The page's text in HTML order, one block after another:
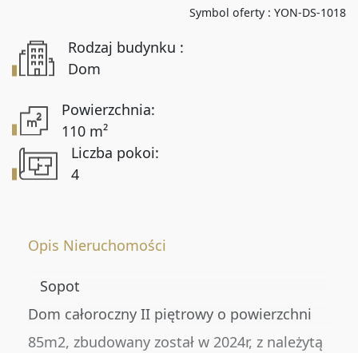
Powierzchnia do
Lokalizacja
Rynekwtórny
Symbol oferty : YON-DS-1018
Rodzaj budynku :
Dom
Powierzchnia:
110 m²
Liczba pokoi:
4
Opis Nieruchomości
Sopot
Dom całoroczny II piętrowy o powierzchni
85m2, zbudowany został w 2024r, z należytą